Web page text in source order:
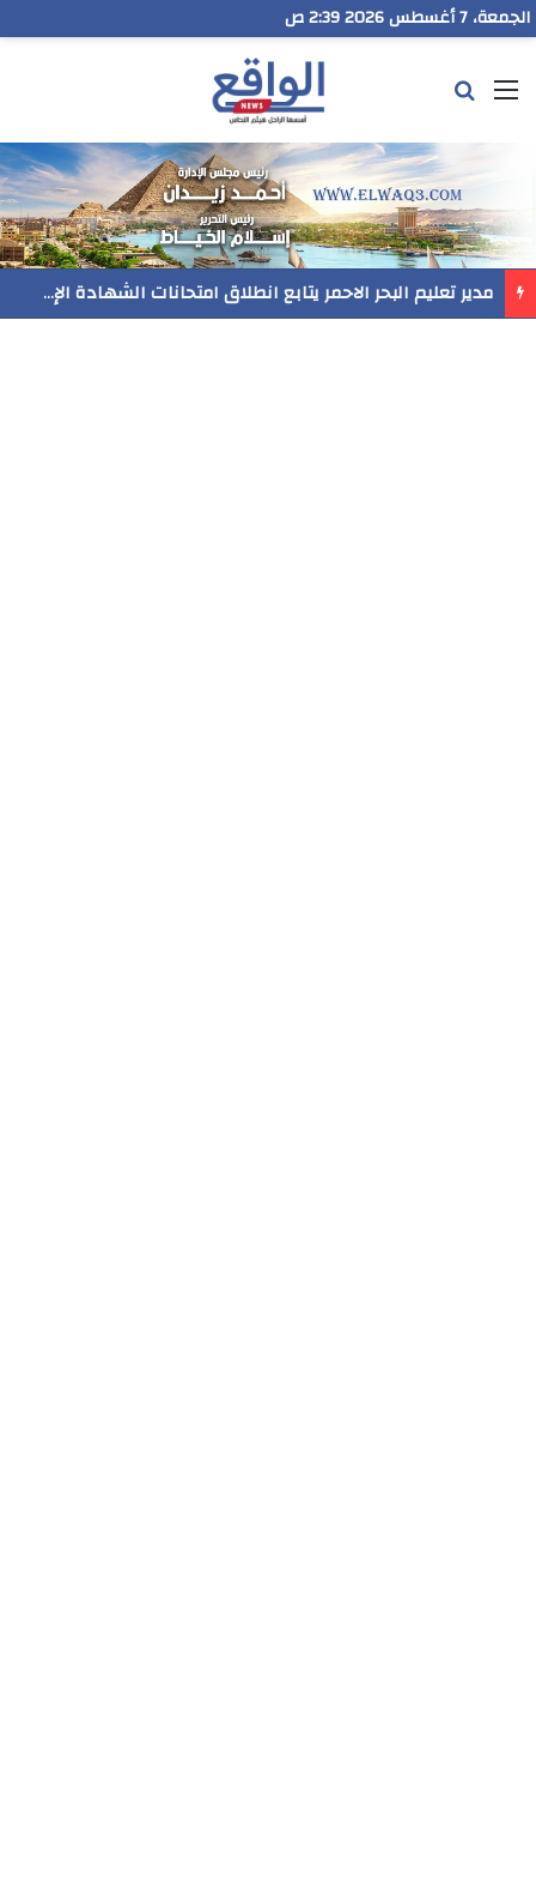
الجمعة، 7 أغسطس 2026 2:39 ص
القائمة
مدير تعليم البحر الاحمر يتابع انطلاق امتحانات الشهادة الإعدادية ويؤكد: الانضباط